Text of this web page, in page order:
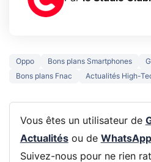
Oppo Bons plans Smartphones
Bons plans Fnac
Actualités High-
Vous êtes un utilisateur de
Actualitésou de WhatsApp
Suivez-nous pour ne rien